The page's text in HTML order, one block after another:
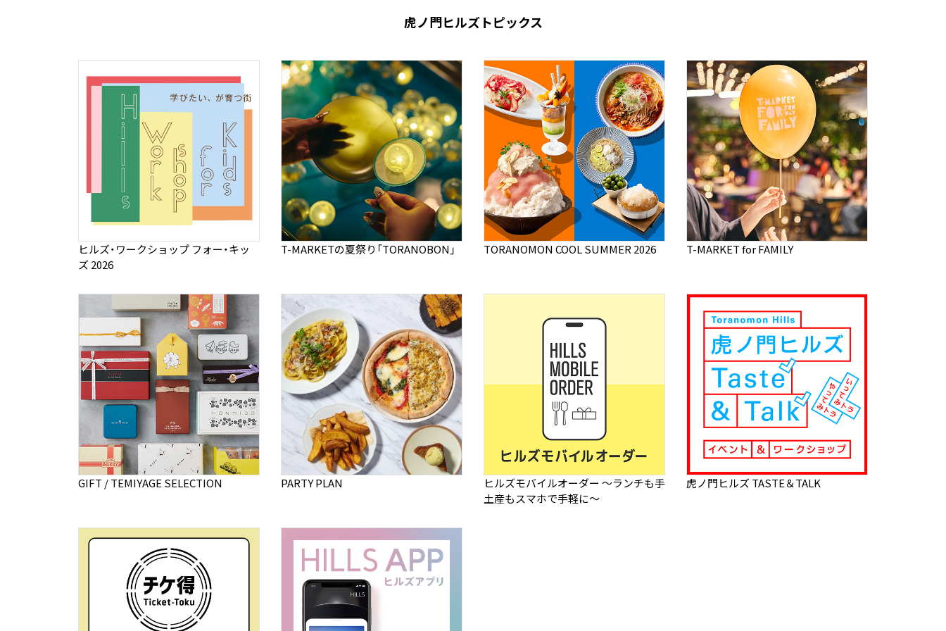
虎ノ門ヒルズトピックス
ヒルズ・ワークショップ フォー・キッ
ズ 2026
T-MARKETの夏祭り「TORANOBON」 TORANOMON COOL SUMMER 2026 T-MARKET for FAMILY
GIFT / TEMIYAGE SELECTION PARTY PLAN
ヒルズモバイルオーダー ～ランチも手
土産もスマホで手軽に～
虎ノ門ヒルズ TASTE＆TALK